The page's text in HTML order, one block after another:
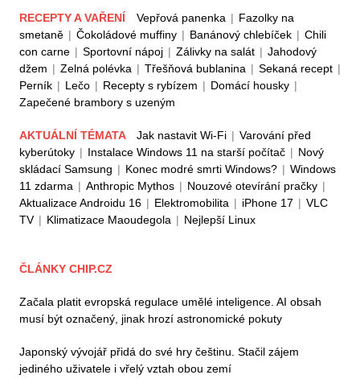
RECEPTY A VAŘENÍ Vepřová panenka | Fazolky na
smetaně | Čokoládové muffiny | Banánový chlebíček | Chili
con carne | Sportovní nápoj | Zálivky na salát | Jahodový
džem | Zelná polévka | Třešňová bublanina | Sekaná recept |
Perník | Lečo | Recepty s rybízem | Domácí housky |
Zapečené brambory s uzeným
AKTUÁLNÍ TÉMATA Jak nastavit Wi-Fi | Varování před
kyberútoky | Instalace Windows 11 na starší počítač | Nový
skládací Samsung | Konec modré smrti Windows? | Windows
11 zdarma | Anthropic Mythos | Nouzové otevírání pračky |
Aktualizace Androidu 16 | Elektromobilita | iPhone 17 | VLC
TV | Klimatizace Maoudegola | Nejlepší Linux
ČLÁNKY CHIP.CZ
Začala platit evropská regulace umělé inteligence. AI obsah
musí být označený, jinak hrozí astronomické pokuty
Japonský vývojář přidá do své hry češtinu. Stačil zájem
jediného uživatele i vřelý vztah obou zemí